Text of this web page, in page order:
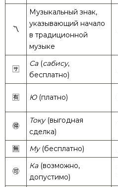
〽️
Музыкальный знак,
указывающий начало
в традиционной
музыке
🈂️
Са(сабису,
бесплатно)
🈶 Ю(платно)
🉐
Току(выгодная
сделка)
🈚 Му(бесплатно)
🉑
Ка(возможно,
допустимо)